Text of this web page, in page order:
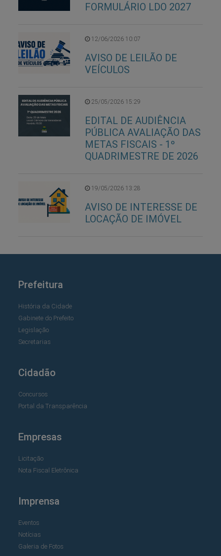
FORMULÁRIO LDO 2027
12/06/2026 10:07
AVISO DE LEILÃO DE
VEÍCULOS
25/05/2026 15:29
EDITAL DE AUDIÊNCIA
PÚBLICA AVALIAÇÃO DAS
METAS FISCAIS - 1º
QUADRIMESTRE DE 2026
19/05/2026 13:28
AVISO DE INTERESSE DE
LOCAÇÃO DE IMÓVEL
Prefeitura
História da Cidade
Gabinete do Prefeito
Legislação
Secretarias
Cidadão
Concursos
Portal da Transparência
Empresas
Licitação
Nota Fiscal Eletrônica
Imprensa
Eventos
Notícias
Galeria de Fotos